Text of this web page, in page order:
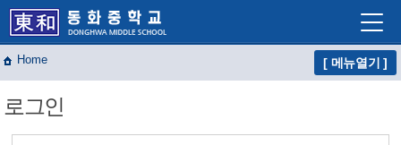
Home [ 메뉴열기 ]
로그인